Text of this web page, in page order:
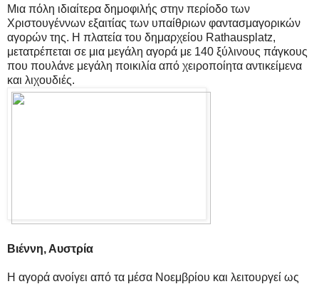
Μια πόλη ιδιαίτερα δημοφιλής στην περίοδο των
Χριστουγέννων εξαιτίας των υπαίθριων φαντασμαγορικών
αγορών της. Η πλατεία του δημαρχείου Rathausplatz,
μετατρέπεται σε μια μεγάλη αγορά με 140 ξύλινους πάγκους
που πουλάνε μεγάλη ποικιλία από χειροποίητα αντικείμενα
και λιχουδιές.
Βιέννη, Αυστρία
Η αγορά ανοίγει από τα μέσα Νοεμβρίου και λειτουργεί ως